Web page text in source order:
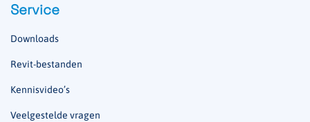
Service
Downloads
Revit-bestanden
Kennisvideo’s
Veelgestelde vragen